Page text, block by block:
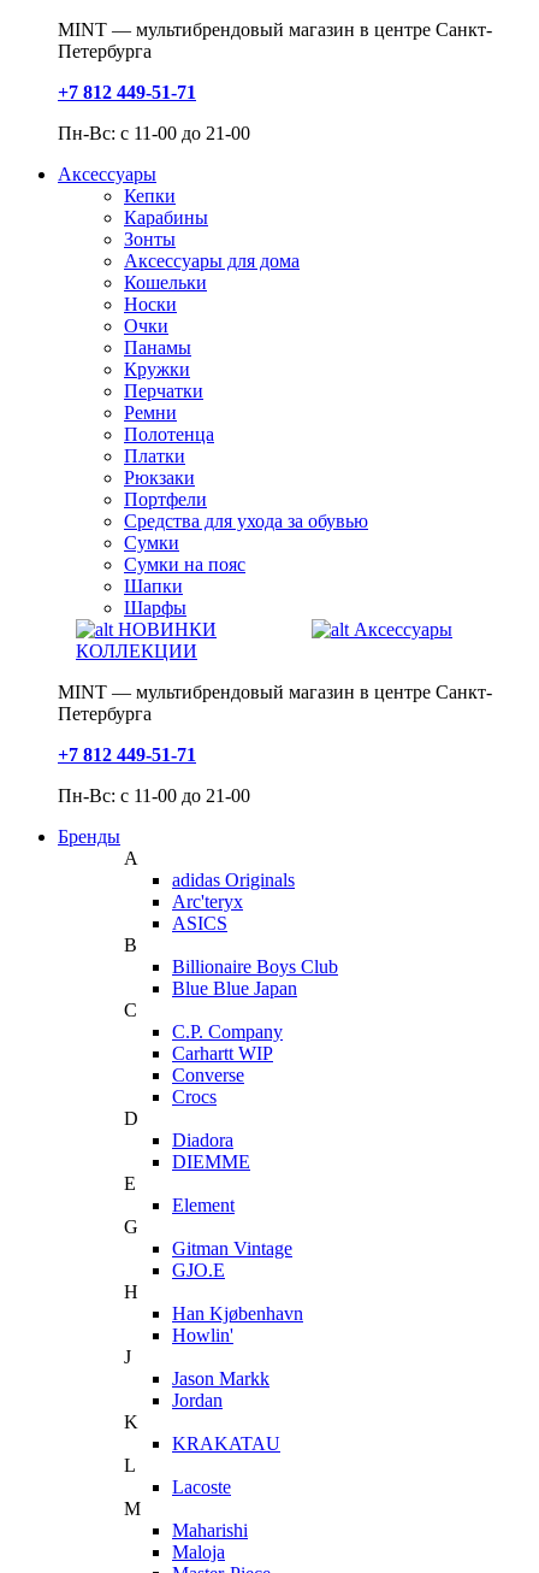
MINT — мультибрендовый магазин в центре Санкт-
Петербурга
+7 812 449-51-71
Пн-Вс: с 11-00 до 21-00
Аксессуары
Кепки
Карабины
Зонты
Аксессуары для дома
Кошельки
Носки
Очки
Панамы
Кружки
Перчатки
Ремни
Полотенца
Платки
Рюкзаки
Портфели
Средства для ухода за обувью
Сумки
Сумки на пояс
Шапки
Шарфы
НОВИНКИ
КОЛЛЕКЦИИ
Аксессуары
MINT — мультибрендовый магазин в центре Санкт-
Петербурга
+7 812 449-51-71
Пн-Вс: с 11-00 до 21-00
Бренды
A
adidas Originals
Arc'teryx
ASICS
B
Billionaire Boys Club
Blue Blue Japan
C
C.P. Company
Carhartt WIP
Converse
Crocs
D
Diadora
DIEMME
E
Element
G
Gitman Vintage
GJO.E
H
Han Kjøbenhavn
Howlin'
J
Jason Markk
Jordan
K
KRAKATAU
L
Lacoste
M
Maharishi
Maloja